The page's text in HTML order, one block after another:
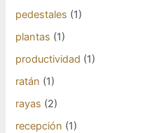
pedestales (1)
plantas (1)
productividad (1)
ratán (1)
rayas (2)
recepción (1)